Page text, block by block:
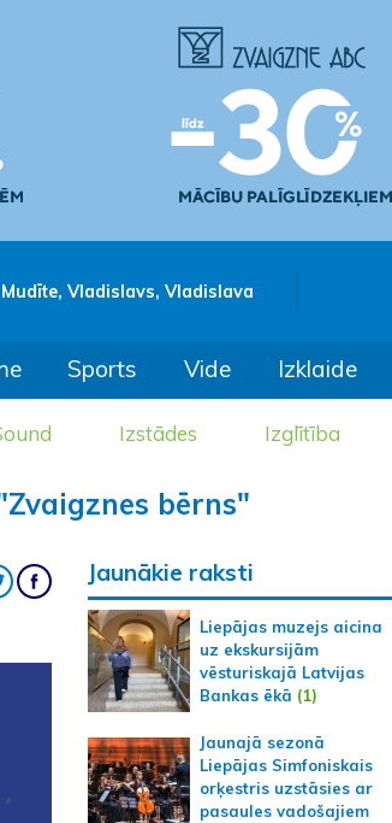
Mudīte, Vladislavs, Vladislava
Sports Vide Izklaide
Izstādes Izglītība
bērns"
Jaunākie raksti
Liepājas muzejs aicina
uz ekskursijām
vēsturiskajā Latvijas
Bankas ēkā (1)
Jaunajā sezonā
Liepājas Simfoniskais
orķestris uzstāsies ar
pasaules vadošajiem